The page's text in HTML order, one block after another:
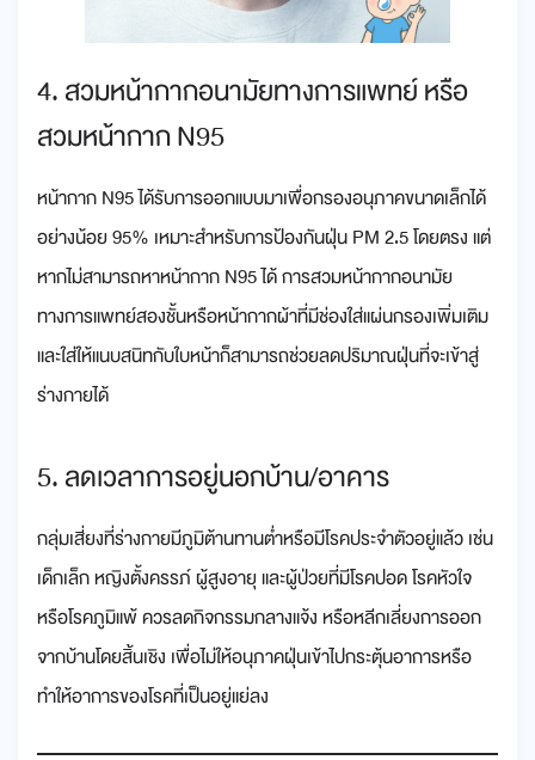
4. สวมหน้ากากอนามัยทางการแพทย์ หรือ
สวมหน้ากาก N95
หน้ากาก N95 ได้รับการออกแบบมาเพื่อกรองอนุภาคขนาดเล็กได้
อย่างน้อย 95% เหมาะสำหรับการป้องกันฝุ่น PM 2.5 โดยตรง แต่
หากไม่สามารถหาหน้ากาก N95 ได้ การสวมหน้ากากอนามัย
ทางการแพทย์สองชั้นหรือหน้ากากผ้าที่มีช่องใส่แผ่นกรองเพิ่มเติม
และใส่ให้แนบสนิทกับใบหน้าก็สามารถช่วยลดปริมาณฝุ่นที่จะเข้าสู่
ร่างกายได้
5. ลดเวลาการอยู่นอกบ้าน/อาคาร
กลุ่มเสี่ยงที่ร่างกายมีภูมิต้านทานต่ำหรือมีโรคประจำตัวอยู่แล้ว เช่น
เด็กเล็ก หญิงตั้งครรภ์ ผู้สูงอายุ และผู้ป่วยที่มีโรคปอด โรคหัวใจ
หรือโรคภูมิแพ้ ควรลดกิจกรรมกลางแจ้ง หรือหลีกเลี่ยงการออก
จากบ้านโดยสิ้นเชิง เพื่อไม่ให้อนุภาคฝุ่นเข้าไปกระตุ้นอาการหรือ
ทำให้อาการของโรคที่เป็นอยู่แย่ลง